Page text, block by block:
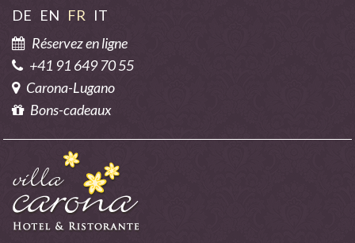
DE EN FR IT
Réservez en ligne
+41 91 649 70 55
Carona-Lugano
Bons-cadeaux